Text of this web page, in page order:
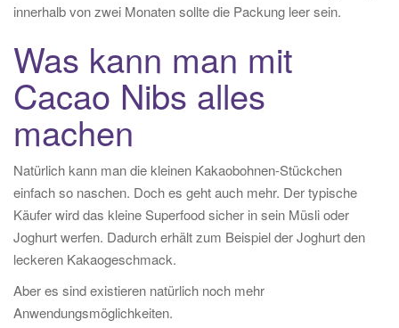
innerhalb von zwei Monaten sollte die Packung leer sein.
Was kann man mit
Cacao Nibs alles
machen
Natürlich kann man die kleinen Kakaobohnen-Stückchen
einfach so naschen. Doch es geht auch mehr. Der typische
Käufer wird das kleine Superfood sicher in sein Müsli oder
Joghurt werfen. Dadurch erhält zum Beispiel der Joghurt den
leckeren Kakaogeschmack.
Aber es sind existieren natürlich noch mehr
Anwendungsmöglichkeiten.